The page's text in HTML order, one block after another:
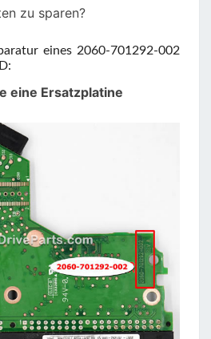
zu sparen?
eines 2060-701292-002
eine Ersatzplatine